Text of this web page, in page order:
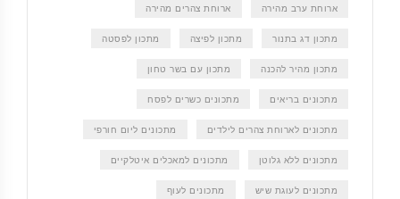
ארוחת ערב מהירה ארוחת צהרים מהירה
מתכון דג בתנור מתכון לפיצה מתכון לפסטה
מתכון מהיר להכנה מתכון עם בשר טחון
מתכונים בריאים מתכונים כשרים לפסח
מתכונים לארוחת צהרים לילדים מתכונים ליום חורפי
מתכונים ללא גלוטן מתכונים למאכלים איטלקיים
מתכונים לעוגת שיש מתכונים לעוף